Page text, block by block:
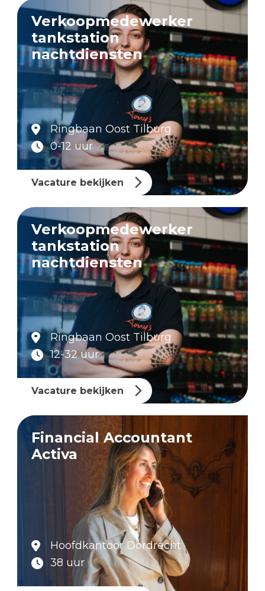
Verkoopmedewerker
tankstation
nachtdiensten
Ringbaan Oost Tilburg
0-12 uur
Vacature bekijken
Verkoopmedewerker
tankstation
nachtdiensten
Ringbaan Oost Tilburg
12-32 uur
Vacature bekijken
Financial Accountant
Activa
Hoofdkantoor Dordrecht
38 uur